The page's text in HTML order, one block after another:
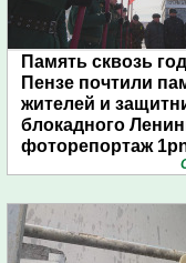
Память сквозь
Пензе почтили
жителей и
блокадного
фоторепортаж